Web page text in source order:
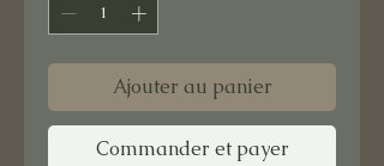
Ajouter au panier
Commander et payer